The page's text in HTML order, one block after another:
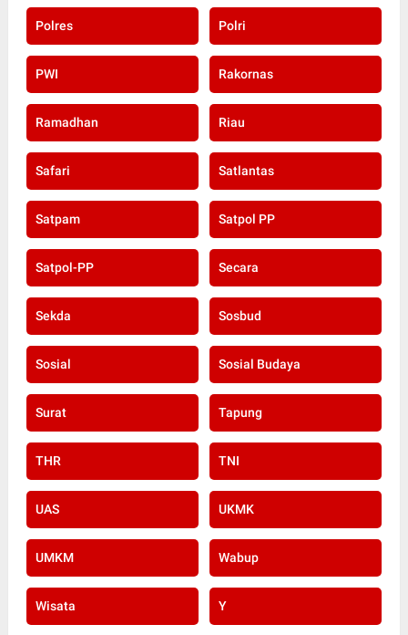
Polres Polri
PWI Rakornas
Ramadhan Riau
Safari Satlantas
Satpam Satpol PP
Satpol-PP Secara
Sekda Sosbud
Sosial Sosial Budaya
Surat Tapung
THR TNI
UAS UKMK
UMKM Wabup
Wisata Y